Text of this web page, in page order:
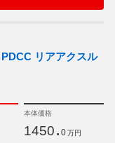
リアアクスル
本体価格
1450. 0 万円